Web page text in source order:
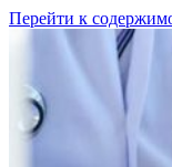
Перейти к